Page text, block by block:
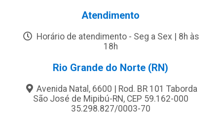
Atendimento
Horário de atendimento - Seg a Sex | 8h às
18h
Rio Grande do Norte (RN)
Avenida Natal, 6600 | Rod. BR 101 Taborda
São José de Mipibú-RN, CEP 59.162-000
35.298.827/0003-70